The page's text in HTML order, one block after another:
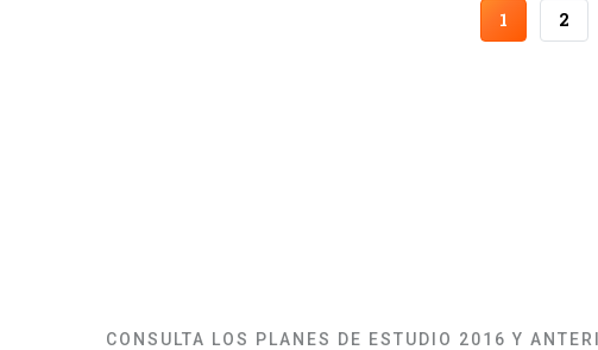
CURRENT
1 PAGE
2
CONSULTA LOS PLANES DE ESTUDIO 2016 Y